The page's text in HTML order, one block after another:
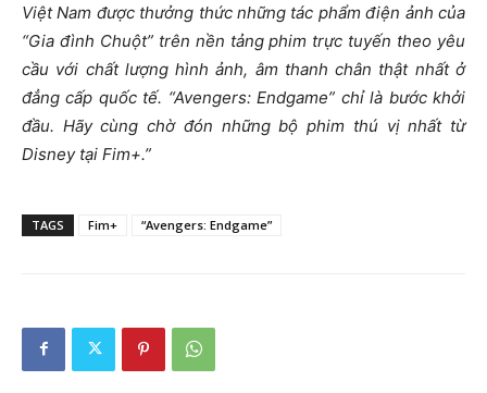
Việt Nam được thưởng thức những tác phẩm điện ảnh của
“Gia đình Chuột” trên nền tảng phim trực tuyến theo yêu
cầu với chất lượng hình ảnh, âm thanh chân thật nhất ở
đẳng cấp quốc tế. “Avengers: Endgame” chỉ là bước khởi
đầu. Hãy cùng chờ đón những bộ phim thú vị nhất từ
Disney tại Fim+.”
TAGS Fim+ “Avengers: Endgame”